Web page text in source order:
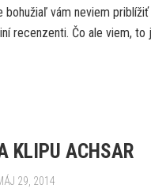
bohužiaľ vám neviem
recenzenti. Čo ale viem, to
KLIPU ACHSAR
29, 2014